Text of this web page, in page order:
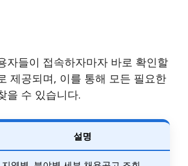
자들이 접속하자마자 바로 확인할
제공되며, 이를 통해 모든 필요한
을 수 있습니다.
설명